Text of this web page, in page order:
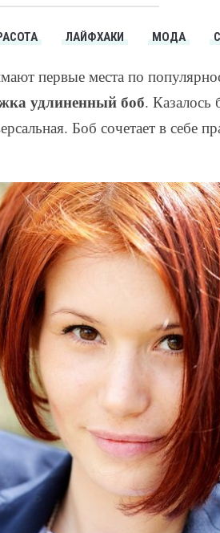
ЛАЙФХАКИ МОДА
первые места по
удлиненный боб. Казалось
Боб сочетает в себе